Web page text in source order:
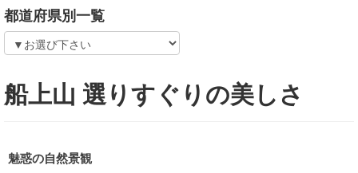
都道府県別一覧
船上山 選りすぐりの美しさ
魅惑の自然景観